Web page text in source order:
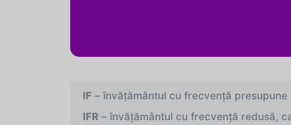
IF – învăţământul cu frecvenţă
IFR – învăţământul cu frecvenţă redusă,